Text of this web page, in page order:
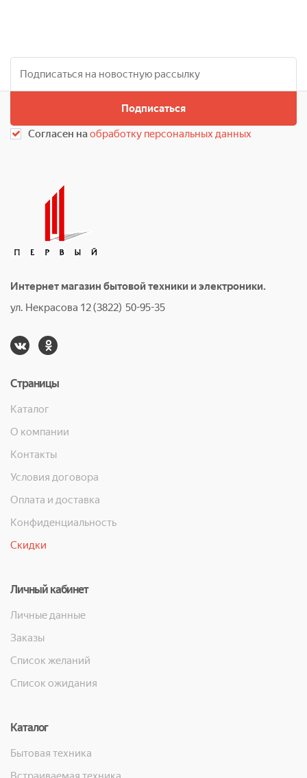
Подписаться
Согласен наобработку персональных данных
Интернет магазин бытовой техники и электроники.
ул. Некрасова 12 (3822) 50-95-35
Страницы
Каталог
О компании
Контакты
Условия договора
Оплата и доставка
Конфиденциальность
Скидки
Личный кабинет
Личные данные
Заказы
Список желаний
Список ожидания
Каталог
Бытовая техника